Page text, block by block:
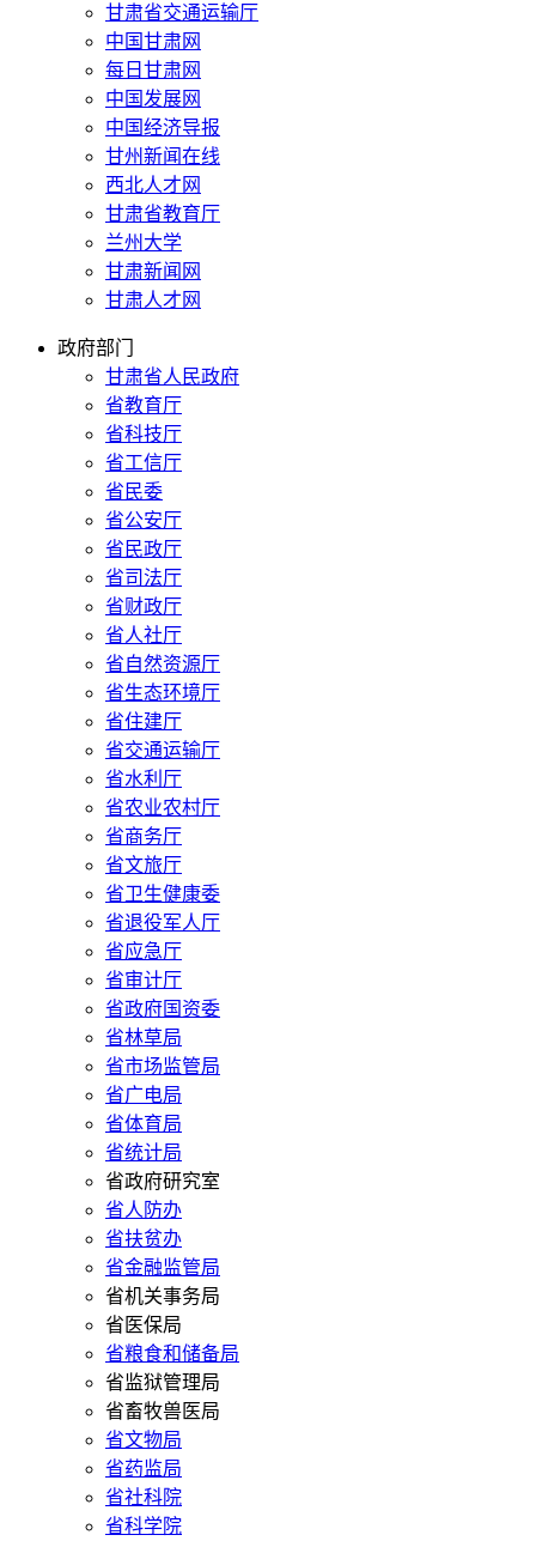
甘肃省交通运输厅
中国甘肃网
每日甘肃网
中国发展网
中国经济导报
甘州新闻在线
西北人才网
甘肃省教育厅
兰州大学
甘肃新闻网
甘肃人才网
政府部门
甘肃省人民政府
省教育厅
省科技厅
省工信厅
省民委
省公安厅
省民政厅
省司法厅
省财政厅
省人社厅
省自然资源厅
省生态环境厅
省住建厅
省交通运输厅
省水利厅
省农业农村厅
省商务厅
省文旅厅
省卫生健康委
省退役军人厅
省应急厅
省审计厅
省政府国资委
省林草局
省市场监管局
省广电局
省体育局
省统计局
省政府研究室
省人防办
省扶贫办
省金融监管局
省机关事务局
省医保局
省粮食和储备局
省监狱管理局
省畜牧兽医局
省文物局
省药监局
省社科院
省科学院